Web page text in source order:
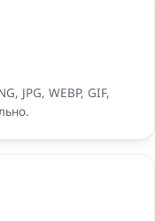
JPG, WEBP, GIF,